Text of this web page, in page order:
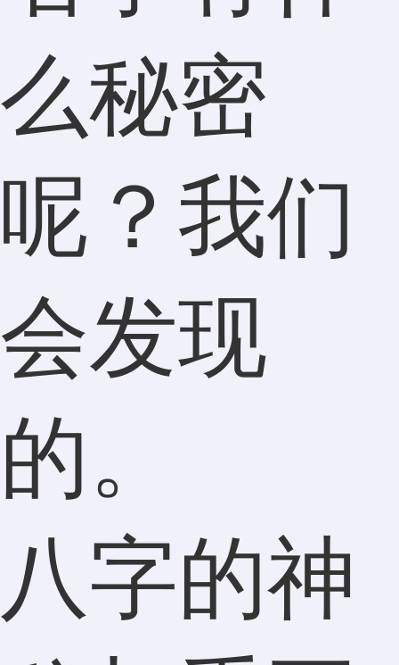
么秘密
呢？我们
会发现
的。
八字的神